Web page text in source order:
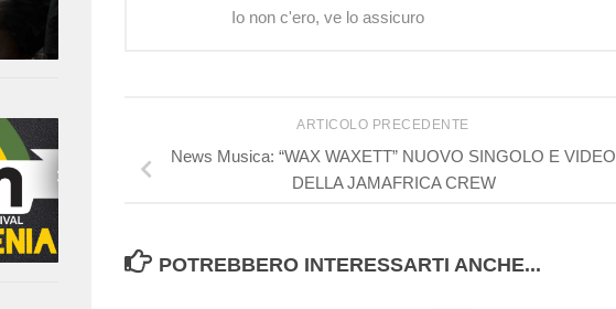
Io non c'ero, ve lo assicuro
ARTICOLO PRECEDENTE
News Musica: “WAX WAXETT” NUOVO SINGOLO E VIDEO
DELLA JAMAFRICA CREW
POTREBBERO INTERESSARTI ANCHE...